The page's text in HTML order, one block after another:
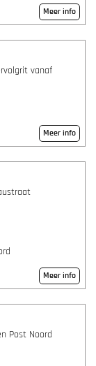
Meer info
vanaf
Meer info
Meer info
Post Noord